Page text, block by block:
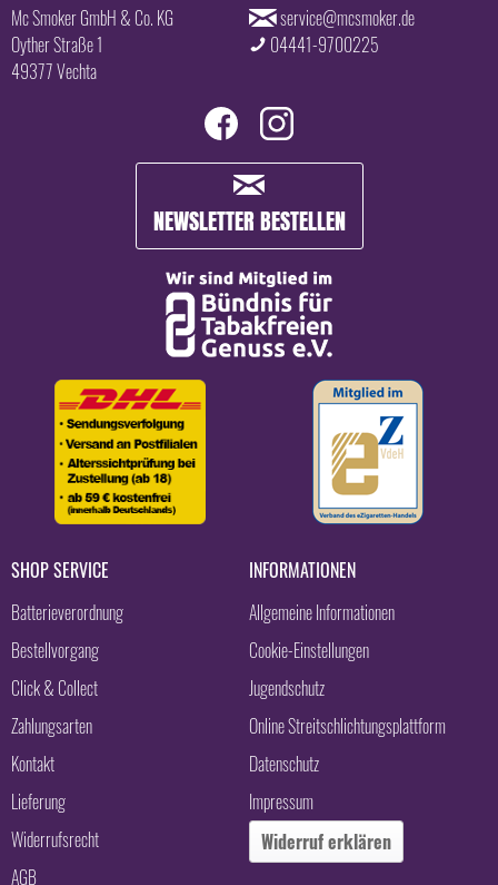
Mc Smoker GmbH & Co. KG
Oyther Straße 1
49377 Vechta
service@mcsmoker.de
04441-9700225
NEWSLETTER BESTELLEN
SHOP SERVICE
Batterieverordnung
Bestellvorgang
Click & Collect
Zahlungsarten
Kontakt
Lieferung
Widerrufsrecht
AGB
INFORMATIONEN
Allgemeine Informationen
Cookie-Einstellungen
Jugendschutz
Online Streitschlichtungsplattform
Datenschutz
Impressum
Widerruf erklären